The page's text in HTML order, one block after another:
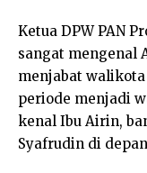
Ketua DPW PAN
sangat mengenal
menjabat
periode menjadi
kenal Ibu Airin,
Syafrudin di